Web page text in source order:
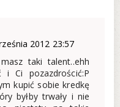
2012 23:57
taki talent..ehh
Ci pozazdrościć:P
kupić sobie kredkę
byłby trwały i nie